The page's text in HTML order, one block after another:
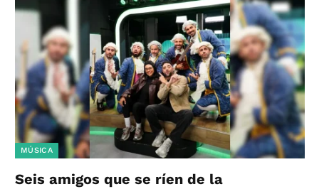
MÚSICA
Seis amigos que se ríen de la